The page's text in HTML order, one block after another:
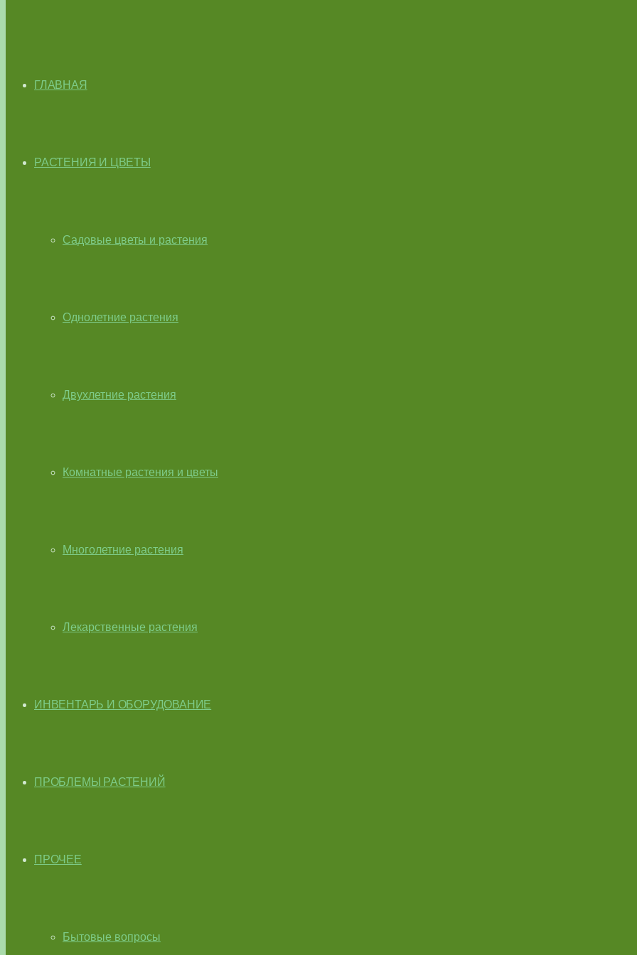
ГЛАВНАЯ
РАСТЕНИЯ И ЦВЕТЫ
Садовые цветы и растения
Однолетние растения
Двухлетние растения
Комнатные растения и цветы
Многолетние растения
Лекарственные растения
ИНВЕНТАРЬ И ОБОРУДОВАНИЕ
ПРОБЛЕМЫ РАСТЕНИЙ
ПРОЧЕЕ
Бытовые вопросы